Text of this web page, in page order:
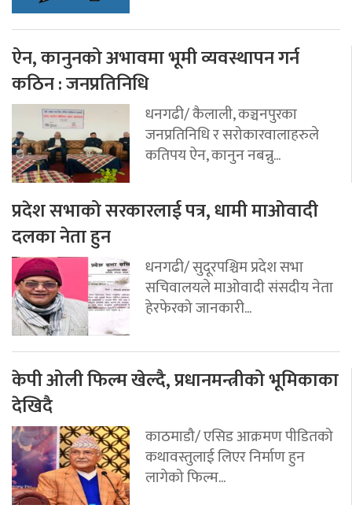
ऐन, कानुनको अभावमा भूमी व्यवस्थापन गर्न
कठिन : जनप्रतिनिधि
धनगढी/ कैलाली, कञ्चनपुरका
जनप्रतिनिधि र सरोकारवालाहरुले
कतिपय ऐन, कानुन नबन्नु...
प्रदेश सभाको सरकारलाई पत्र, धामी माओवादी
दलका नेता हुन
धनगढी/ सुदूरपश्चिम प्रदेश सभा
सचिवालयले माओवादी संसदीय नेता
हेरफेरको जानकारी...
केपी ओली फिल्म खेल्दै, प्रधानमन्त्रीको भूमिकाका
देखिदै
काठमाडौ/ एसिड आक्रमण पीडितको
कथावस्तुलाई लिएर निर्माण हुन
लागेको फिल्म...